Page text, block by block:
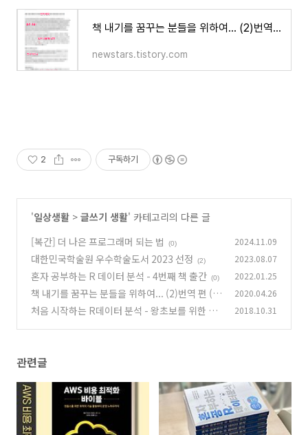
책 내기를 꿈꾸는 분들을 위하여... (2)번역 편 (번역, 탈고)
newstars.tistory.com
2 구독하기
'일상생활 > 글쓰기 생활' 카테고리의 다른 글
[복간] 더 나은 프로그래머 되는 법
(0) 2024.11.09
대한민국학술원 우수학술도서 2023 선정 (2) 2023.08.07
혼자 공부하는 R 데이터 분석 - 4번째 책 출간 (0) 2022.01.25
책 내기를 꿈꾸는 분들을 위하여... (2)번역 편 (번
역, 탈고)
(0)
2020.04.26
처음 시작하는 R데이터 분석 - 왕초보를 위한 R
2018.10.31
관련글